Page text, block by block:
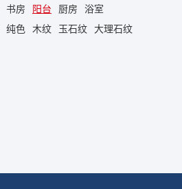
书房 阳台 厨房
浴室
纯色 木纹 玉石纹 大理石纹